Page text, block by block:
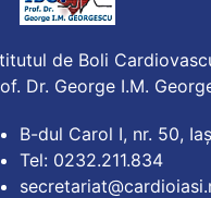
de Boli
Dr. George I.M.
B-dul Carol I, nr. 50,
Tel: 0232.211.834